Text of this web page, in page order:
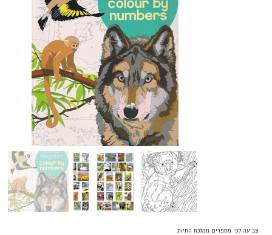
צביעה לפי מספרים ממלכת החיות